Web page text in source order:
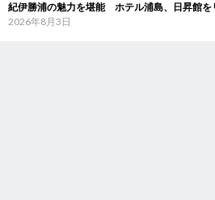
紀伊勝浦の魅力を堪能 ホテル浦島、日昇館を
2026年8月3日